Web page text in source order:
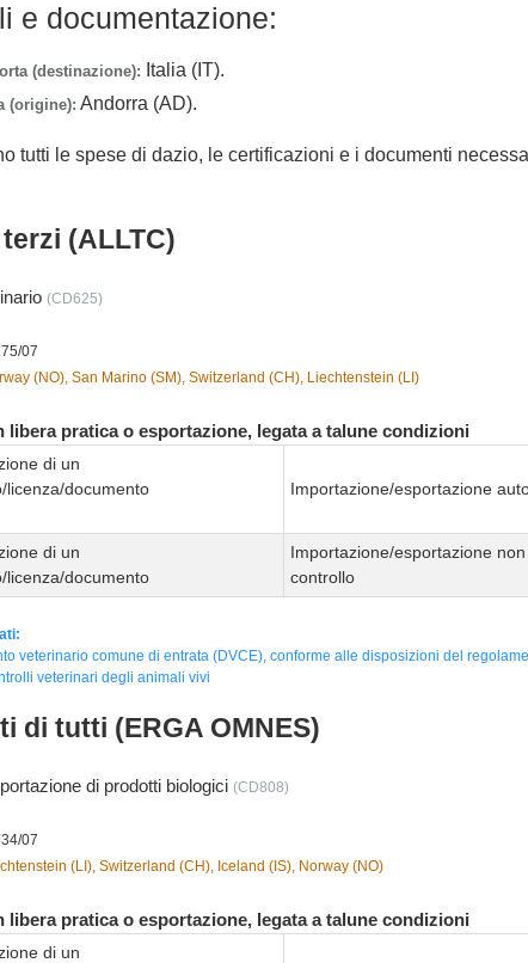
e documentazione:
(destinazione): Italia (IT).
(origine): Andorra (AD).
tutti le spese di dazio, le certificazioni e i documenti
(ALLTC)
(CD625)
07
(NO), San Marino (SM), Switzerland (CH), Liechtenstein (LI)
libera pratica o esportazione, legata a talune condizioni
di un
licenza/documento
Importazione/esportazione
di un
licenza/documento
Importazione/esportazione
controllo
veterinario comune di entrata (DVCE), conforme alle disposizioni del
veterinari degli animali vivi
di tutti (ERGA OMNES)
di prodotti biologici (CD808)
07
(LI), Switzerland (CH), Iceland (IS), Norway (NO)
libera pratica o esportazione, legata a talune condizioni
di un